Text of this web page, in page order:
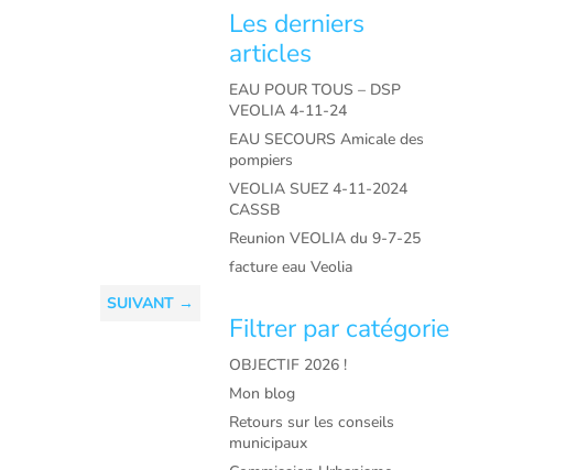
SUIVANT→
Les derniers
articles
EAU POUR TOUS – DSP
VEOLIA 4-11-24
EAU SECOURS Amicale des
pompiers
VEOLIA SUEZ 4-11-2024
CASSB
Reunion VEOLIA du 9-7-25
facture eau Veolia
Filtrer par catégorie
OBJECTIF 2026 !
Mon blog
Retours sur les conseils
municipaux